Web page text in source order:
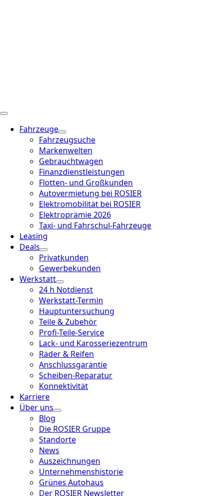
Fahrzeuge
Fahrzeugsuche
Markenwelten
Gebrauchtwagen
Finanzdienstleistungen
Flotten- und Großkunden
Autovermietung bei ROSIER
Elektromobilität bei ROSIER
Elektroprämie 2026
Taxi- und Fahrschul-Fahrzeuge
Leasing
Deals
Privatkunden
Gewerbekunden
Werkstatt
24 h Notdienst
Werkstatt-Termin
Hauptuntersuchung
Teile & Zubehör
Profi-Teile-Service
Lack- und Karosseriezentrum
Räder & Reifen
Anschlussgarantie
Scheiben-Reparatur
Konnektivität
Karriere
Über uns
Blog
Die ROSIER Gruppe
Standorte
News
Auszeichnungen
Unternehmenshistorie
Grünes Autohaus
Der ROSIER Newsletter